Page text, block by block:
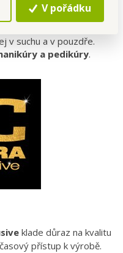
V pořádku
v suchu a v pouzdře.
a pedikúry.
klade důraz na kvalitu
přístup k výrobě.